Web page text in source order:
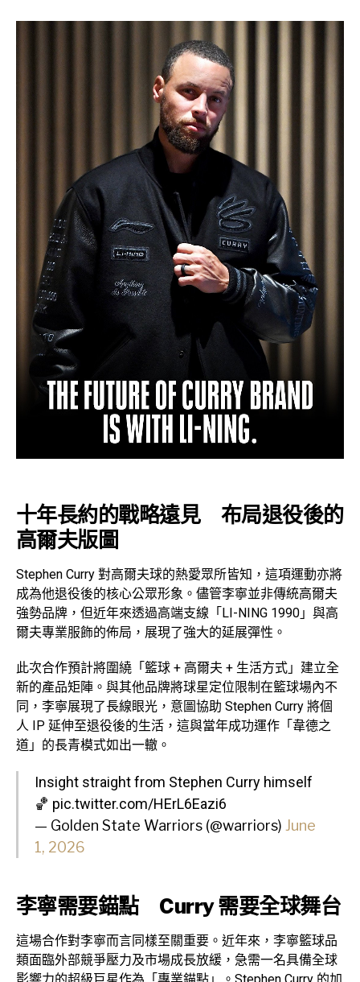
十年長約的戰略遠見 布局退役後的
高爾夫版圖
Stephen Curry 對高爾夫球的熱愛眾所皆知，這項運動亦將
成為他退役後的核心公眾形象。儘管李寧並非傳統高爾夫
強勢品牌，但近年來透過高端支線「LI-NING 1990」與高
爾夫專業服飾的佈局，展現了強大的延展彈性。
此次合作預計將圍繞「籃球 + 高爾夫 + 生活方式」建立全
新的產品矩陣。與其他品牌將球星定位限制在籃球場內不
同，李寧展現了長線眼光，意圖協助 Stephen Curry 將個
人 IP 延伸至退役後的生活，這與當年成功運作「韋德之
道」的長青模式如出一轍。
Insight straight from Stephen Curry himself
🏀 pic.twitter.com/HErL6Eazi6
— Golden State Warriors (@warriors) June
1, 2026
李寧需要錨點 Curry 需要全球舞台
這場合作對李寧而言同樣至關重要。近年來，李寧籃球品
類面臨外部競爭壓力及市場成長放緩，急需一名具備全球